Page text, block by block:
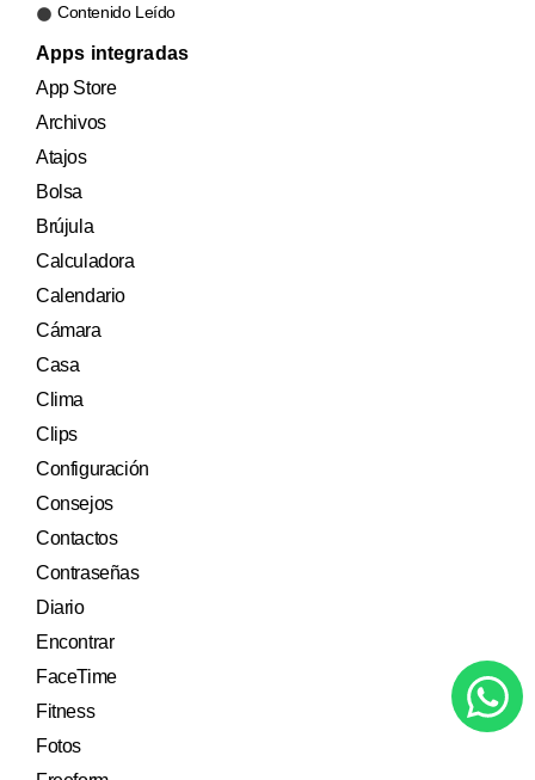
Contenido Leído
Apps integradas
App Store
Archivos
Atajos
Bolsa
Brújula
Calculadora
Calendario
Cámara
Casa
Clima
Clips
Configuración
Consejos
Contactos
Contraseñas
Diario
Encontrar
FaceTime
Fitness
Fotos